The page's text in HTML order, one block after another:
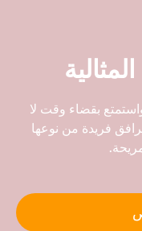
بقضاء وقت لا
فريدة من نوعها